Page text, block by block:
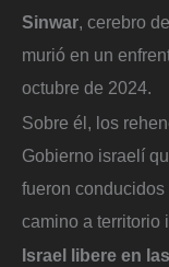
Sinwar, cerebro
murió en un
octubre de 2024.
Sobre él, los
Gobierno israelí
fueron
camino a territorio
Israel libere en